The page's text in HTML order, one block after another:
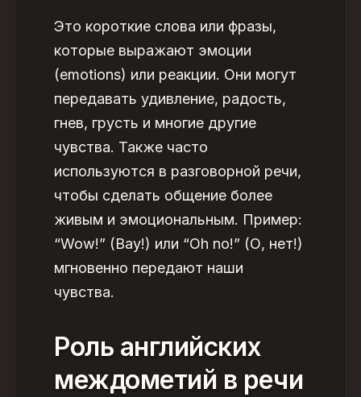
Это короткие слова или фразы,
которые выражают эмоции
(emotions) или реакции. Они могут
передавать удивление, радость,
гнев, грусть и многие другие
чувства. Также часто
используются в разговорной речи,
чтобы сделать общение более
живым и эмоциональным. Пример:
“Wow!” (Вау!) или “Oh no!” (О, нет!)
мгновенно передают наши
чувства.
Роль английских
междометий в речи